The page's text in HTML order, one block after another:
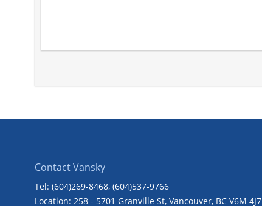
Contact Vansky
Tel: (604)269-8468, (604)537-9766
Location: 258 - 5701 Granville St, Vancouver, BC V6M 4J7